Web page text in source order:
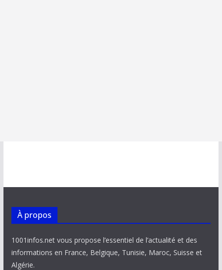
À propos
1001infos.net vous propose l’essentiel de l’actualité et des
informations en France, Belgique, Tunisie, Maroc, Suisse et
Algérie.